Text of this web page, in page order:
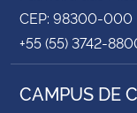
CEP: 98300-000
+55 (55) 3742-
CAMPUS DE